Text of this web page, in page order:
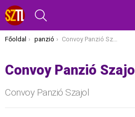
Itt vagy most:
Főoldal panzió Convoy Panzió Szajol
Convoy Panzió Szajol
Convoy Panzió Szajol